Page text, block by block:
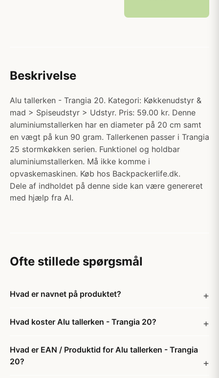
Beskrivelse
Alu tallerken - Trangia 20. Kategori: Køkkenudstyr &
mad > Spiseudstyr > Udstyr. Pris: 59.00 kr. Denne
aluminiumstallerken har en diameter på 20 cm samt
en vægt på kun 90 gram. Tallerkenen passer i Trangia
25 stormkøkken serien. Funktionel og holdbar
aluminiumstallerken. Må ikke komme i
opvaskemaskinen. Køb hos Backpackerlife.dk.
Dele af indholdet på denne side kan være genereret
med hjælp fra AI.
Ofte stillede spørgsmål
Hvad er navnet på produktet?
Hvad koster Alu tallerken - Trangia 20?
Hvad er EAN / Produktid for Alu tallerken - Trangia
20?